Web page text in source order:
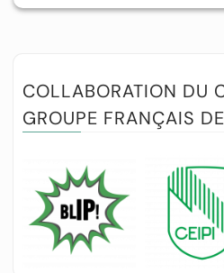
COLLABORATION DU
GROUPE FRANÇAIS